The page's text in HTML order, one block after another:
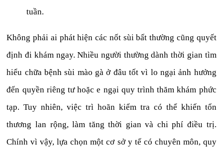
tuần.
Không phải ai phát hiện các nốt sùi bất thường cũng quyết
định đi khám ngay. Nhiều người thường dành thời gian tìm
hiểu chữa bệnh sùi mào gà ở đâu tốt vì lo ngại ảnh hưởng
đến quyền riêng tư hoặc e ngại quy trình thăm khám phức
tạp. Tuy nhiên, việc trì hoãn kiểm tra có thể khiến tổn
thương lan rộng, làm tăng thời gian và chi phí điều trị.
Chính vì vậy, lựa chọn một cơ sở y tế có chuyên môn, quy